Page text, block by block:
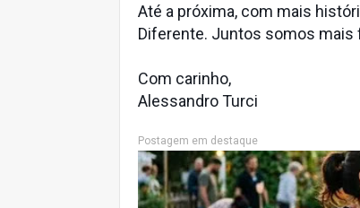
Até a próxima, com mais
Diferente. Juntos somos mais
Com carinho,
Alessandro Turci
Postagem em destaque